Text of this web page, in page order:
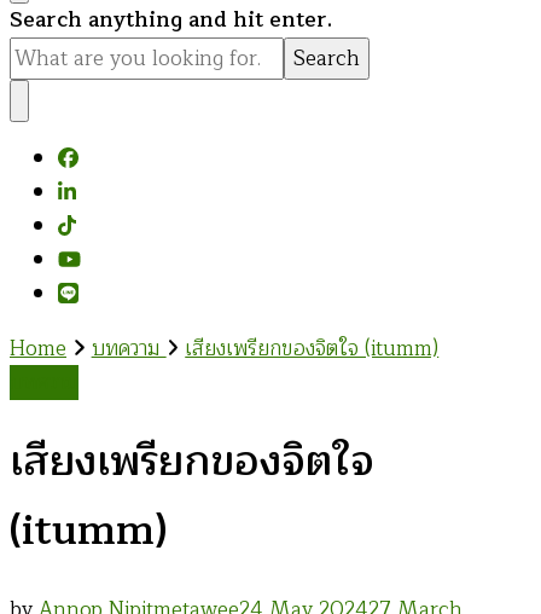
Looking
for
Something?
Search anything and hit enter.
Home บทความ เสียงเพรียกของจิตใจ (itumm)
เสียงเพรียกของจิตใจ
(itumm)